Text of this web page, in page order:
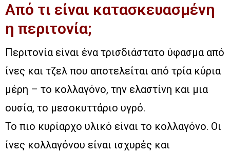
Από τι είναι κατασκευασμένη
η περιτονία;
Περιτονία είναι ένα τρισδιάστατο ύφασμα από
ίνες και τζελ που αποτελείται από τρία κύρια
μέρη – το κολλαγόνο, την ελαστίνη και μια
ουσία, το μεσοκυττάριο υγρό.
Το πιο κυρίαρχο υλικό είναι το κολλαγόνο. Οι
ίνες κολλαγόνου είναι ισχυρές και